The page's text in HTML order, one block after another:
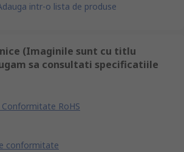
intr-o lista de produse
(Imaginile sunt cu titlu
sa consultati specificatiile
RoHS
conformitate